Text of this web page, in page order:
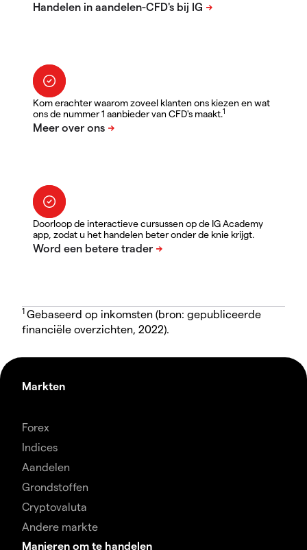
Kom erachter waarom zoveel klanten ons kiezen en wat
ons de nummer 1 aanbieder van CFD's maakt.1
Doorloop de interactieve cursussen op de IG Academy
app, zodat u het handelen beter onder de knie krijgt.
1 Gebaseerd op inkomsten (bron: gepubliceerde
financiële overzichten, 2022).
Markten
Forex
Indices
Aandelen
Grondstoffen
Cryptovaluta
Andere markte
Manieren om te handelen